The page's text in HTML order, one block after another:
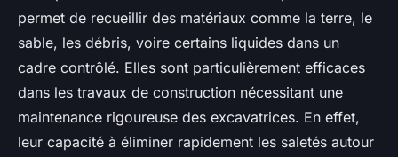
permet de recueillir des matériaux comme la terre, le
sable, les débris, voire certains liquides dans un
cadre contrôlé. Elles sont particulièrement efficaces
dans les travaux de construction nécessitant une
maintenance rigoureuse des excavatrices. En effet,
leur capacité à éliminer rapidement les saletés autour